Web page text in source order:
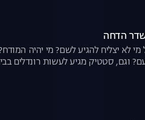
מי לא יצליח להגיע לשם? מי יהיה
וגם, סטטיק מגיע לעשות רונדלים